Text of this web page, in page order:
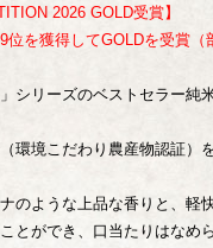
2026 GOLD受賞】
を獲得してGOLDを受賞（
シリーズのベストセラー純
環境こだわり農産物認証）
のような上品な香りと、軽
とができ、口当たりはなめ